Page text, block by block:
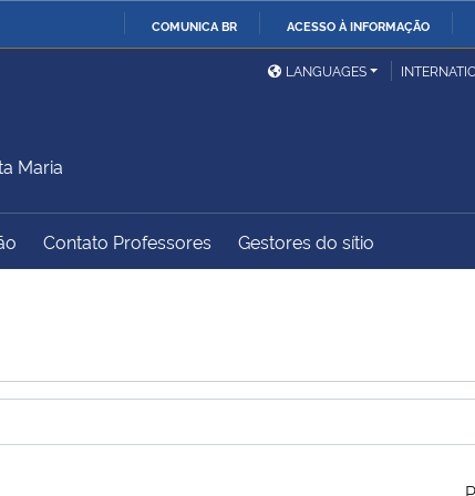
COMUNICA BR ACESSO À INFORMAÇÃO
Ministério da Defesa
Ministério das Relações
Exteriores
Ministério do
Controladoria-Geral da
LANGUAGES
Maria
Contato Professores Gestores do sítio